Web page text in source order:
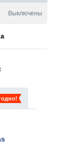
Выключены